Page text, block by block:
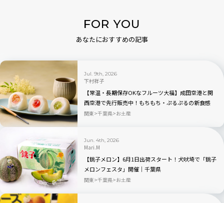
FOR YOU
あなたにおすすめの記事
Jul. 9th, 2026
下村祥子
【常温・長期保存OKなフルーツ大福】成田空港と関
西空港で先行販売中！もちもち・ぷるぷるの新食感
「もちふる」
関東 千葉県 お土産
Jun. 4th, 2026
Mari.M
【銚子メロン】6月1日出荷スタート！犬吠埼で「銚子
メロンフェスタ」開催｜千葉県
関東 千葉県 お土産